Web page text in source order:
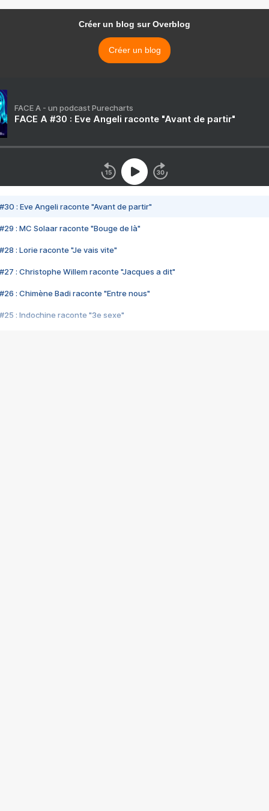
Créer un blog sur Overblog
Créer un blog
FACE A - un podcast Purecharts
FACE A #30 : Eve Angeli raconte "Avant de partir"
#30 : Eve Angeli raconte "Avant de partir"
#29 : MC Solaar raconte "Bouge de là"
#28 : Lorie raconte "Je vais vite"
#27 : Christophe Willem raconte "Jacques a dit"
#26 : Chimène Badi raconte "Entre nous"
#25 : Indochine raconte "3e sexe"